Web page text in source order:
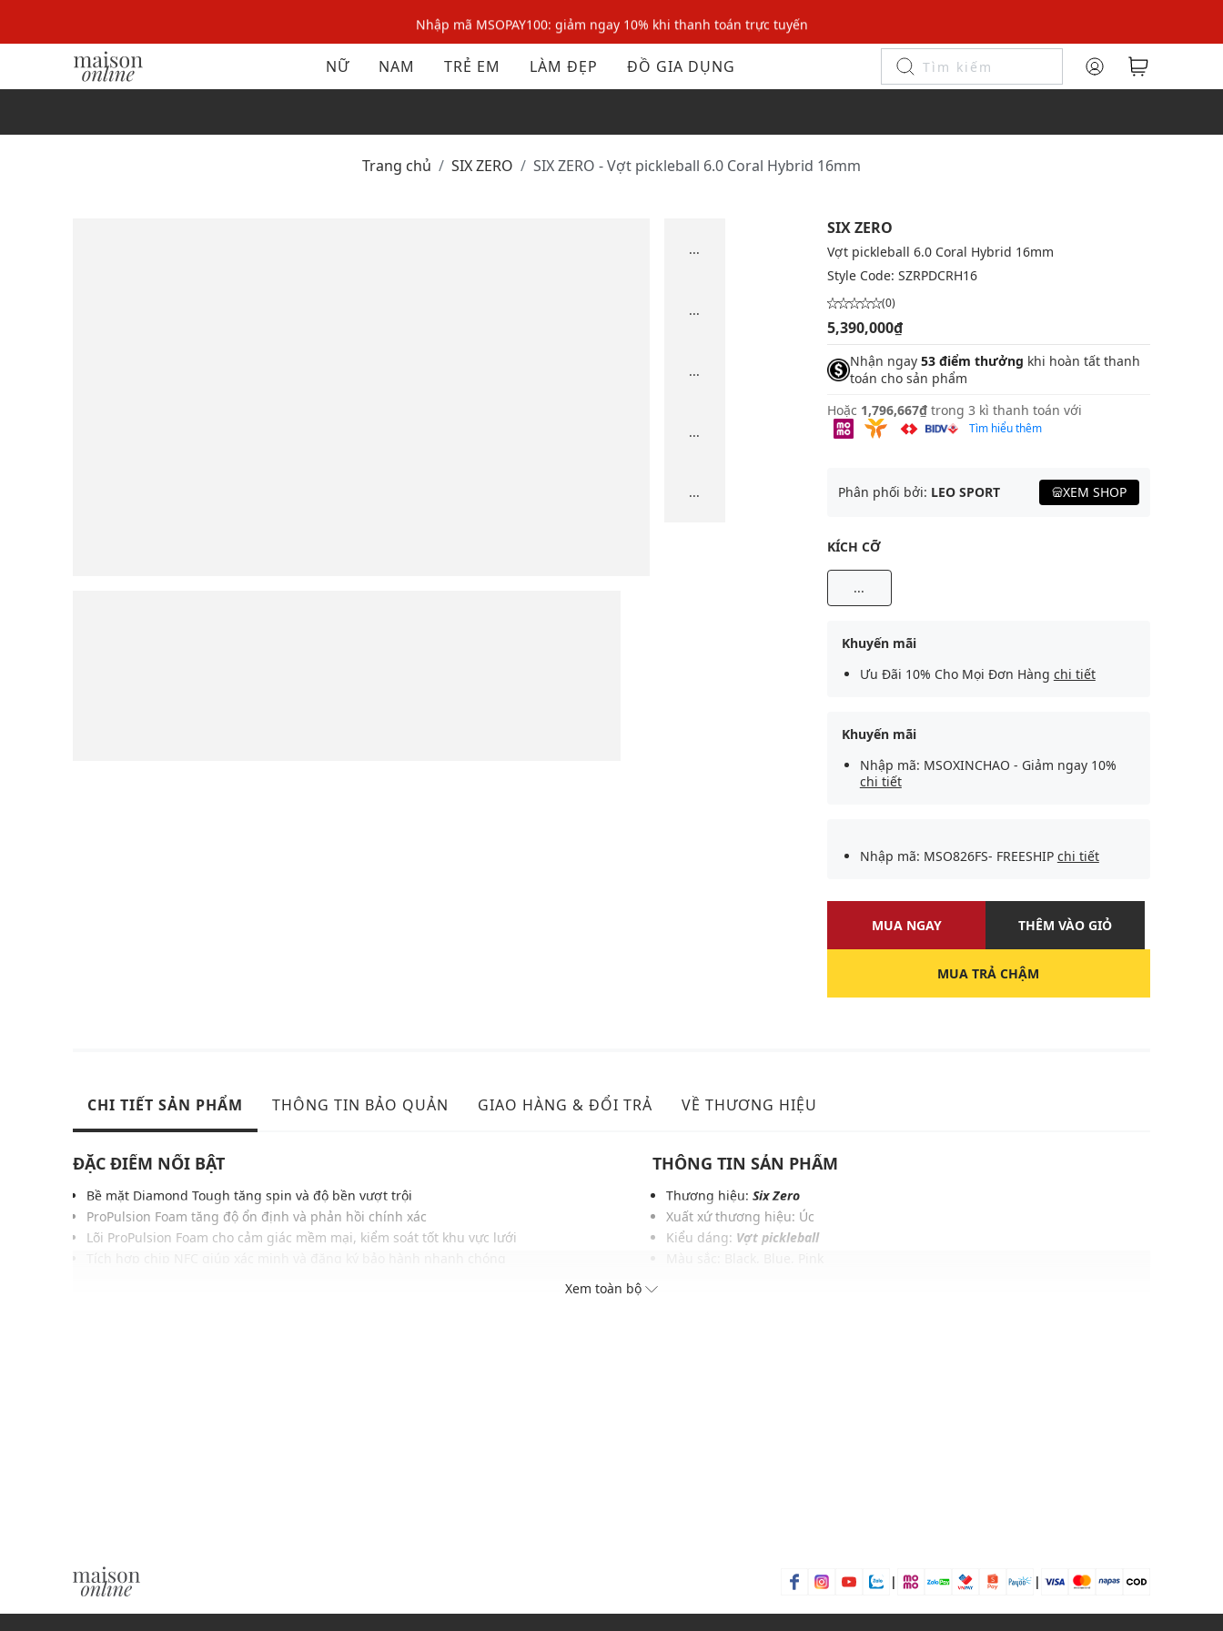
Nhập mã MSOPAY100: giảm ngay 10% khi thanh toán trực tuyến
Nhập mã: MSOXINCHAO - Giảm 10% đơn đầu cho thành viên mới!
Nhập mã MSOPAY100: giảm ngay 10% khi thanh toán trực tuyến
NỮ NAM TRẺ EM LÀM ĐẸP ĐỒ GIA DỤNG
Trang chủ SIX ZERO SIX ZERO - Vợt pickleball 6.0 Coral Hybrid 16mm
...
...
...
...
...
SIX ZERO
Vợt pickleball 6.0 Coral Hybrid 16mm
Style Code: SZRPDCRH16
(0)
5,390,000₫
Nhận ngay 53 điểm thưởng khi hoàn tất thanh
toán cho sản phẩm
Hoặc 1,796,667₫ trong 3 kì thanh toán với
Tìm hiểu thêm
Phân phối bởi: LEO SPORT XEM SHOP
KÍCH CỠ
...
Khuyến mãi
Ưu Đãi 10% Cho Mọi Đơn Hàng chi tiết
Khuyến mãi
Nhập mã: MSOXINCHAO - Giảm ngay 10%
chi tiết
Nhập mã: MSO826FS- FREESHIP chi tiết
MUA NGAY THÊM VÀO GIỎ
MUA TRẢ CHẬM
CHI TIẾT SẢN PHẨM THÔNG TIN BẢO QUẢN GIAO HÀNG & ĐỔI TRẢ VỀ THƯƠNG HIỆU
ĐẶC ĐIỂM NỔI BẬT
Bề mặt Diamond Tough tăng spin và độ bền vượt trội
ProPulsion Foam tăng độ ổn định và phản hồi chính xác
Lõi ProPulsion Foam cho cảm giác mềm mại, kiểm soát tốt khu vực lưới
THÔNG TIN SẢN PHẨM
Thương hiệu: Six Zero
Xuất xứ thương hiệu: Úc
Kiểu dáng: Vợt pickleball
Xem toàn bộ
| |